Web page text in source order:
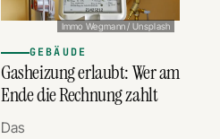
Immo Wegmann / Unsplash
GEBÄUDE
Gasheizung erlaubt: Wer am
Ende die Rechnung zahlt
Das